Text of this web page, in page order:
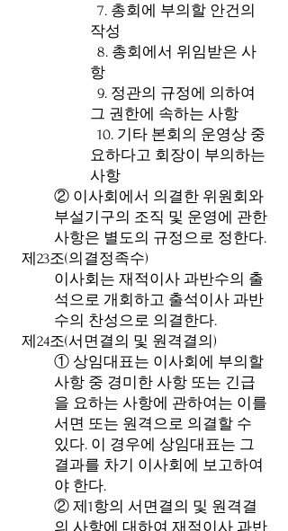
7. 총회에 부의할 안건의
작성
8. 총회에서 위임받은 사
항
9. 정관의 규정에 의하여
그 권한에 속하는 사항
10. 기타 본회의 운영상 중
요하다고 회장이 부의하는
사항
② 이사회에서 의결한 위원회와
부설기구의 조직 및 운영에 관한
사항은 별도의 규정으로 정한다.
제23조(의결정족수)
이사회는 재적이사 과반수의 출
석으로 개회하고 출석이사 과반
수의 찬성으로 의결한다.
제24조(서면결의 및 원격결의)
① 상임대표는 이사회에 부의할
사항 중 경미한 사항 또는 긴급
을 요하는 사항에 관하여는 이를
서면 또는 원격으로 의결할 수
있다. 이 경우에 상임대표는 그
결과를 차기 이사회에 보고하여
야 한다.
② 제1항의 서면결의 및 원격결
의 사항에 대하여 재적이사 과반